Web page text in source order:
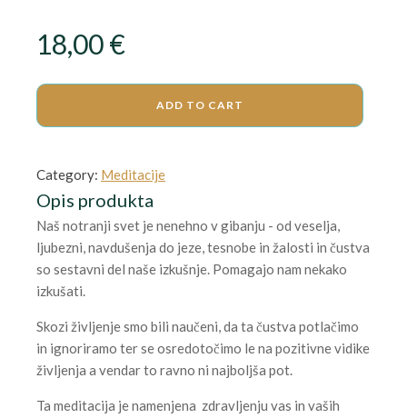
18,00€
ADD TO CART
Category: Meditacije
Opis produkta
Naš notranji svet je nenehno v gibanju - od veselja,
ljubezni, navdušenja do jeze, tesnobe in žalosti in čustva
so sestavni del naše izkušnje. Pomagajo nam nekako
izkušati.
Skozi življenje smo bili naučeni, da ta čustva potlačimo
in ignoriramo ter se osredotočimo le na pozitivne vidike
življenja a vendar to ravno ni najboljša pot.
Ta meditacija je namenjena zdravljenju vas in vaših